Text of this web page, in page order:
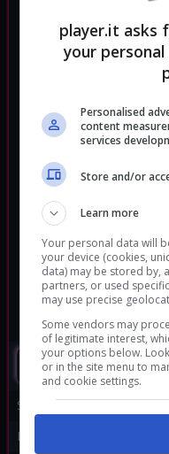
Sviluppatore:
Publisher:
player.it asks
your
Personalised
content
services
Store and/or
Learn more
Your personal data will
your device (cookies,
data) may be stored by,
partners, or used
may use precise
Some vendors may
of legitimate interest,
your options below.
or in the site menu to
and cookie settings.